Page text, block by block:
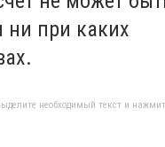
ни при каких
необходимый текст и